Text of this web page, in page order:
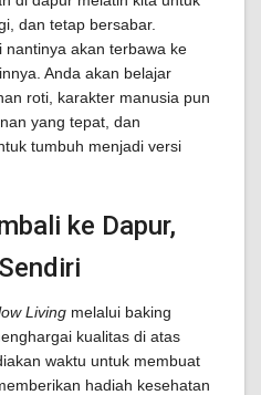
dan tetap bersabar.
nantinya akan terbawa ke
Anda akan belajar
roti, karakter manusia pun
yang tepat, dan
tumbuh menjadi versi
ke Dapur,
Living melalui baking
kualitas di atas
waktu untuk membuat
hadiah kesehatan